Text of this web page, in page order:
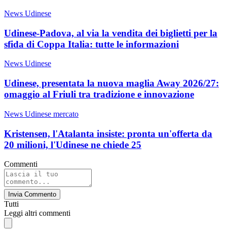
News Udinese
Udinese-Padova, al via la vendita dei biglietti per la
sfida di Coppa Italia: tutte le informazioni
News Udinese
Udinese, presentata la nuova maglia Away 2026/27:
omaggio al Friuli tra tradizione e innovazione
News Udinese mercato
Kristensen, l'Atalanta insiste: pronta un'offerta da
20 milioni, l'Udinese ne chiede 25
Commenti
Invia Commento
Tutti
Leggi altri commenti